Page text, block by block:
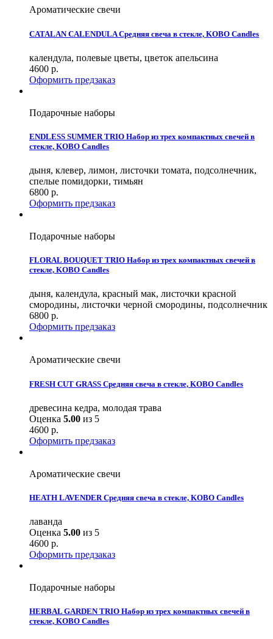
Ароматические свечи
CATALAN CALENDULA Средняя свеча в стекле, KOBO Candles
календула, полевые цветы, цветок апельсина
4600 р.
Оформить предзаказ
Подарочные наборы
ENDLESS SUMMER TRIO Набор из трех компактных свечей в
стекле, KOBO Candles
дыня, клевер, лимон, листочки томата, подсолнечник,
спелые помидорки, тимьян
6800 р.
Оформить предзаказ
Подарочные наборы
FLORAL BOUQUET TRIO Набор из трех компактных свечей в
стекле, KOBO Candles
дыня, календула, красный мак, листочки красной
смородины, листочки черной смородины, подсолнечник
6800 р.
Оформить предзаказ
Ароматические свечи
FRESH CUT GRASS Средняя свеча в стекле, KOBO Candles
древесина кедра, молодая трава
Оценка 5.00 из 5
4600 р.
Оформить предзаказ
Ароматические свечи
HEATH LAVENDER Средняя свеча в стекле, KOBO Candles
лаванда
Оценка 5.00 из 5
4600 р.
Оформить предзаказ
Подарочные наборы
HERBAL GARDEN TRIO Набор из трех компактных свечей в
стекле, KOBO Candles